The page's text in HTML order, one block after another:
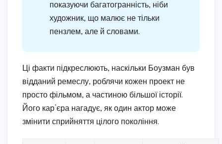
показуючи багатогранність, ніби
художник, що малює не тільки
пензлем, але й словами.
Ці факти підкреслюють, наскільки Боузман був
відданий ремеслу, роблячи кожен проект не
просто фільмом, а частиною більшої історії.
Його кар’єра нагадує, як один актор може
змінити сприйняття цілого покоління.